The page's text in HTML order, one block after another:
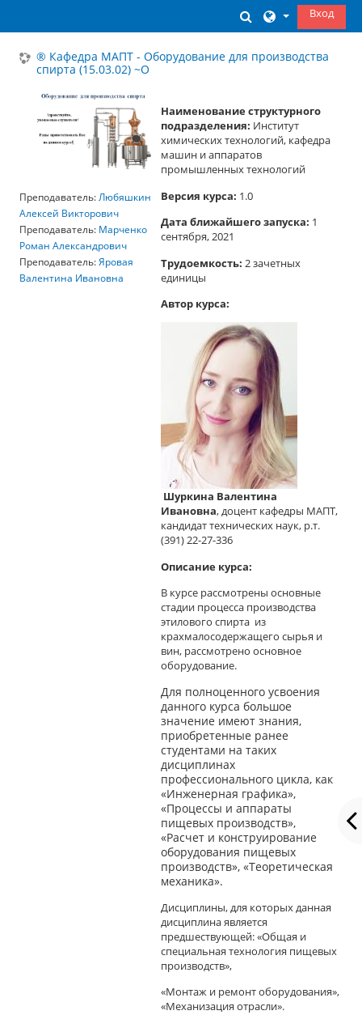
ИзменитьВход
® Кафедра МАПТ - Оборудование для производства
спирта (15.03.02) ~О
Наименование структурного
подразделения: Институт
химических технологий, кафедра
машин и аппаратов
промышленных технологий
Версия курса: 1.0
Дата ближайшего запуска: 1
сентября, 2021
Трудоемкость: 2 зачетных
единицы
Автор курса:
Шуркина Валентина
Ивановна,доцент кафедры МАПТ,
кандидат технических наук, р.т.
(391) 22-27-336
Описание курса:
В курсе рассмотрены основные
стадии процесса производства
этилового спирта из
крахмалосодержащего сырья и
вин, рассмотрено основное
оборудование.
Для полноценного усвоения
данного курса большое
значение имеют знания,
приобретенные ранее
студентами на таких
дисциплинах
профессионального цикла, как
«Инженерная графика»,
«Процессы и аппараты
пищевых производств»,
«Расчет и конструирование
оборудования пищевых
производств», «Теоретическая
механика».
Дисциплины, для которых данная
дисциплина является
предшествующей: «Общая и
специальная технология пищевых
производств»,
«Монтаж и ремонт оборудования»,
«Механизация отрасли».
Преподаватель:Любяшкин
Алексей Викторович
Преподаватель: Марченко
Роман Александрович
Преподаватель:Яровая
Валентина Ивановна